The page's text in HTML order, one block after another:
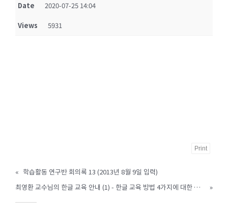
Date 2020-07-25 14:04
Views 5931
Print
« 학습활동 연구반 회의록 13 (2013년 8월 9일 입력)
최영환 교수님의 한글 교육 안내 (1) - 한글 교육 방법 4가지에 대한 오해 (2013.10.15 입력)
»